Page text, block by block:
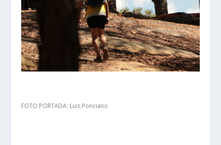
FOTO PORTADA: Luis Ponciano